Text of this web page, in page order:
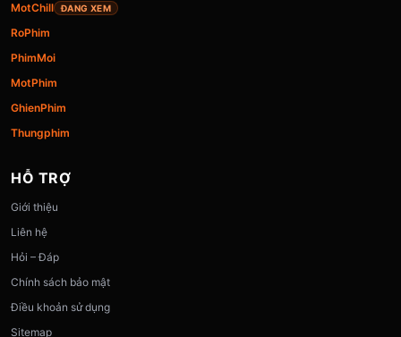
MotChill ĐANG XEM
RoPhim
PhimMoi
MotPhim
GhienPhim
Thungphim
HỖ TRỢ
Giới thiệu
Liên hệ
Hỏi – Đáp
Chính sách bảo mật
Điều khoản sử dụng
Sitemap